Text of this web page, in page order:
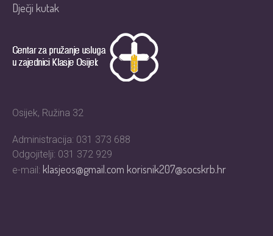
Dječji kutak
Osijek, Ružina 32
Administracija: 031 373 688
Odgojitelji: 031 372 929
e-mail: klasjeos@gmail.comkorisnik207@socskrb.hr